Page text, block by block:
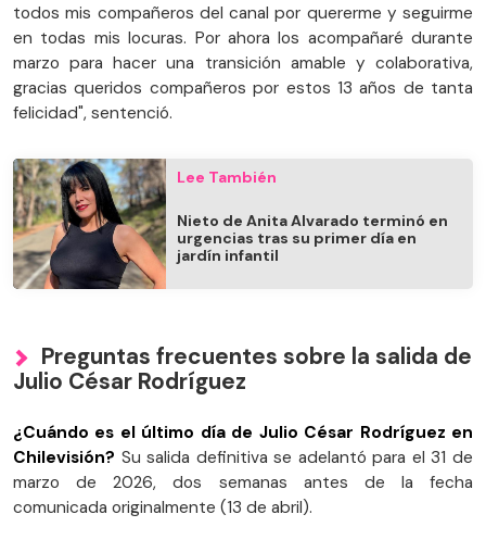
todos mis compañeros del canal por quererme y seguirme
en todas mis locuras. Por ahora los acompañaré durante
marzo para hacer una transición amable y colaborativa,
gracias queridos compañeros por estos 13 años de tanta
felicidad", sentenció.
Lee También
Nieto de Anita Alvarado terminó en
urgencias tras su primer día en
jardín infantil
Preguntas frecuentes sobre la salida de
Julio César Rodríguez
¿Cuándo es el último día de Julio César Rodríguez en
Chilevisión? Su salida definitiva se adelantó para el 31 de
marzo de 2026, dos semanas antes de la fecha
comunicada originalmente (13 de abril).